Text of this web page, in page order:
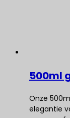
500ml
Onze
elegantie